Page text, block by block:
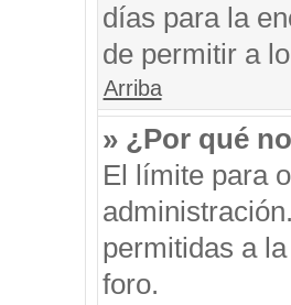
días para la
de permitir a
Arriba
» ¿Por qué
El límite para
permitidas a
foro.